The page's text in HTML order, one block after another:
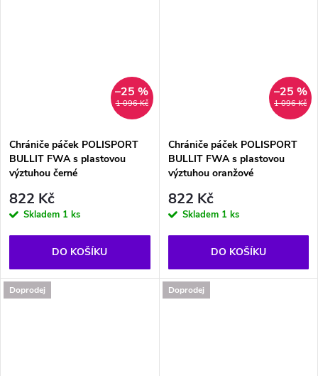
1 096 Kč
–25 %
Chrániče páček POLISPORT
BULLIT FWA s plastovou
výztuhou černé
822 Kč
Skladem 1 ks
DO KOŠÍKU
1 096 Kč
–25 %
Chrániče páček POLISPORT
BULLIT FWA s plastovou
výztuhou oranžové
822 Kč
Skladem 1 ks
DO KOŠÍKU
Doprodej Doprodej